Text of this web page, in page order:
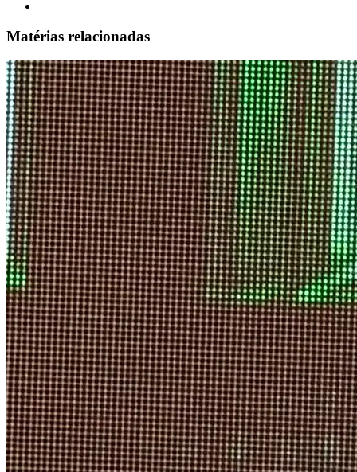
Matérias relacionadas